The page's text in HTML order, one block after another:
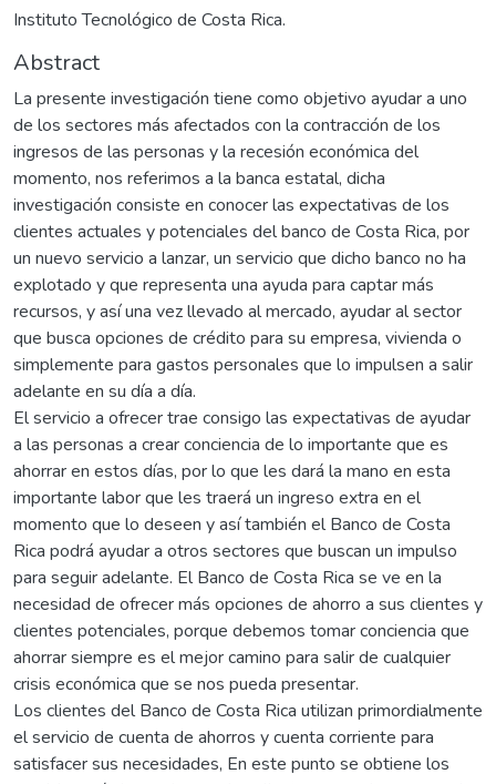
Instituto Tecnológico de Costa Rica.
Abstract
La presente investigación tiene como objetivo ayudar a uno
de los sectores más afectados con la contracción de los
ingresos de las personas y la recesión económica del
momento, nos referimos a la banca estatal, dicha
investigación consiste en conocer las expectativas de los
clientes actuales y potenciales del banco de Costa Rica, por
un nuevo servicio a lanzar, un servicio que dicho banco no ha
explotado y que representa una ayuda para captar más
recursos, y así una vez llevado al mercado, ayudar al sector
que busca opciones de crédito para su empresa, vivienda o
simplemente para gastos personales que lo impulsen a salir
adelante en su día a día.
El servicio a ofrecer trae consigo las expectativas de ayudar
a las personas a crear conciencia de lo importante que es
ahorrar en estos días, por lo que les dará la mano en esta
importante labor que les traerá un ingreso extra en el
momento que lo deseen y así también el Banco de Costa
Rica podrá ayudar a otros sectores que buscan un impulso
para seguir adelante. El Banco de Costa Rica se ve en la
necesidad de ofrecer más opciones de ahorro a sus clientes y
clientes potenciales, porque debemos tomar conciencia que
ahorrar siempre es el mejor camino para salir de cualquier
crisis económica que se nos pueda presentar.
Los clientes del Banco de Costa Rica utilizan primordialmente
el servicio de cuenta de ahorros y cuenta corriente para
satisfacer sus necesidades, En este punto se obtiene los